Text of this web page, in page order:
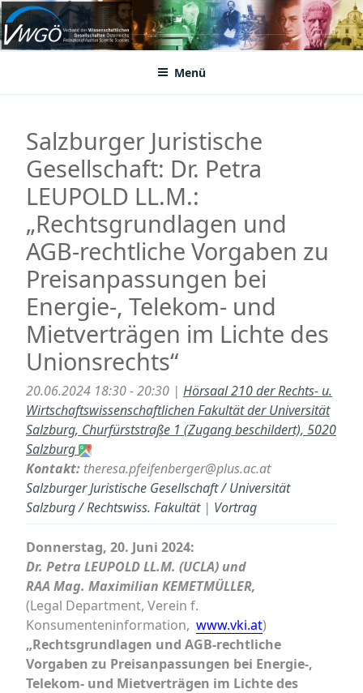
Zum
Inhalt
springenVWGÖ
Federation of Austrian Scientific Societies
Menü
Salzburger Juristische
Gesellschaft: Dr. Petra
LEUPOLD LL.M.:
„Rechtsgrundlagen und
AGB-rechtliche Vorgaben zu
Preisanpassungen bei
Energie-, Telekom- und
Mietverträgen im Lichte des
Unionsrechts“
20.06.2024 18:30 - 20:30 | Hörsaal 210 der Rechts- u.
Wirtschaftswissenschaftlichen Fakultät der Universität
Salzburg, Churfürststraße 1 (Zugang beschildert), 5020
Salzburg
Kontakt: theresa.pfeifenberger@plus.ac.at
Salzburger Juristische Gesellschaft / Universität
Salzburg / Rechtswiss. Fakultät| Vortrag
Donnerstag, 20. Juni 2024:
Dr. Petra LEUPOLD LL.M. (UCLA) und
RAA Mag. Maximilian KEMETMÜLLER,
(Legal Department, Verein f.
Konsumenteninformation, www.vki.at)
„Rechtsgrundlagen und AGB-rechtliche
Vorgaben zu Preisanpassungen bei Energie-,
Telekom- und Mietverträgen im Lichte des